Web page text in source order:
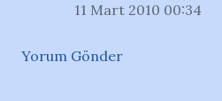
11 Mart 2010 00:34
Yorum Gönder